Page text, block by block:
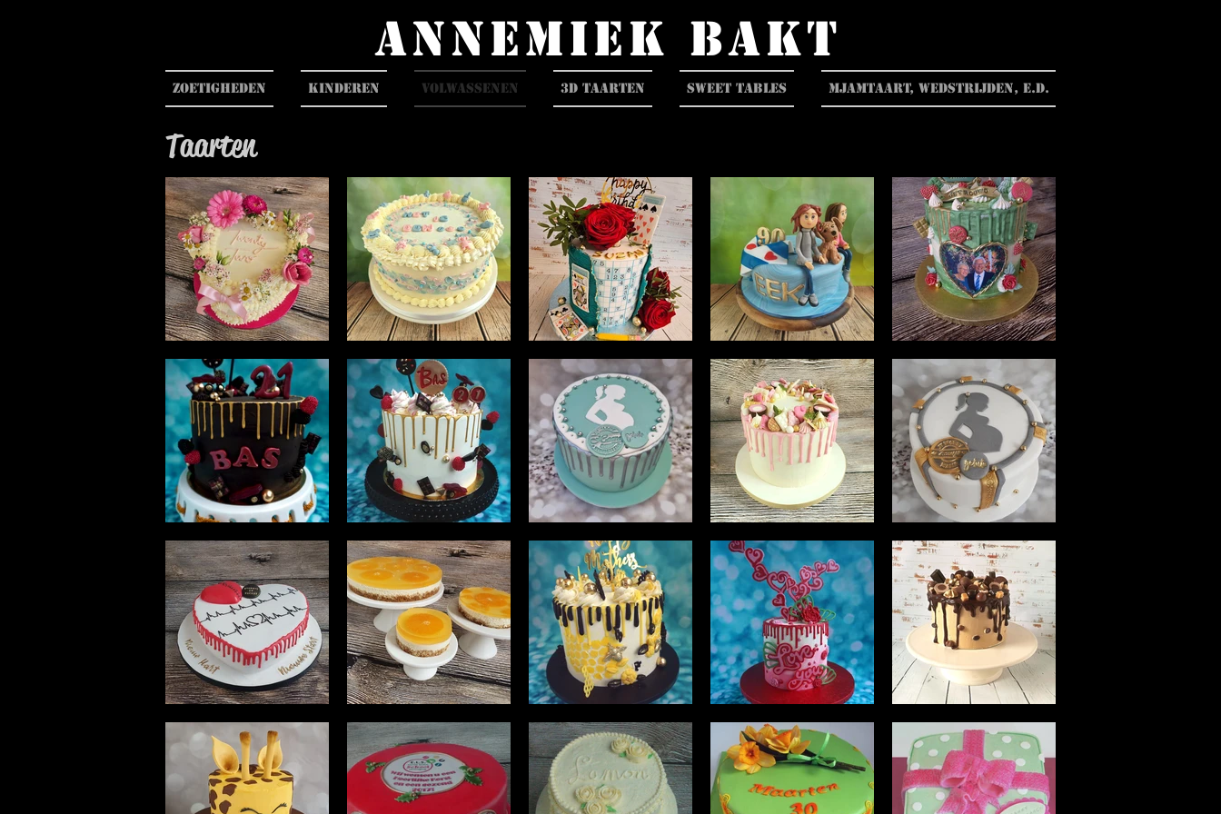
Annemiek bakt
Zoetigheden Kinderen Volwassenen 3D Taarten Sweet Tables MjamTaart, wedstrijden, e.d.
Taarten